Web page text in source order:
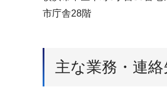
市庁舎28階
主な業務・連絡